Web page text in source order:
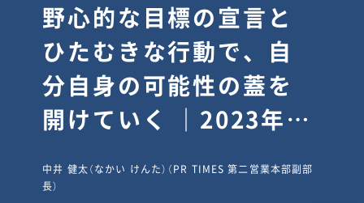
逆境では自分のスタン
スを変え“予想を裏切
り、期待を超える”【真
輔塾・前編】
山田真輔（やまだ しんすけ）（執行役員 兼 Jooto事業部
長）